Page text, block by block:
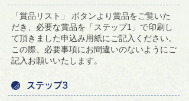
「賞品リスト」 ボタンより賞品をご覧いた
だき、必要な賞品を「ステップ1」で印刷し
て頂きました申込み用紙にご記入ください。
この際、必要事項にお間違いのないようにご
記入お願いいたします。
ステップ3